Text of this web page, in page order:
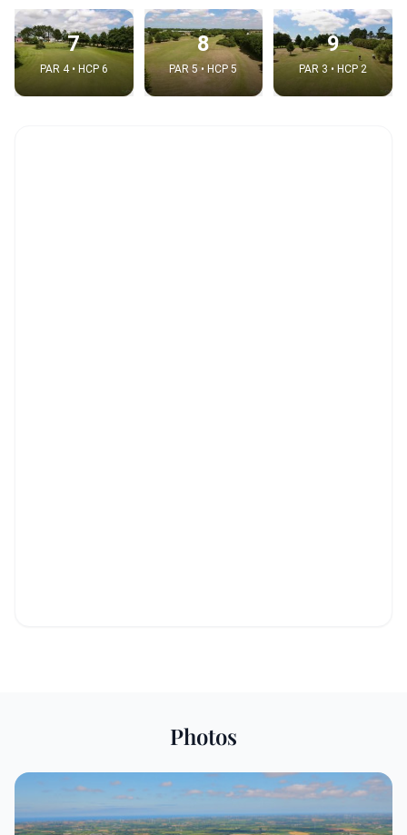
7
PAR 4 • HCP 6
8
PAR 5 • HCP 5
9
PAR 3 • HCP 2
Photos